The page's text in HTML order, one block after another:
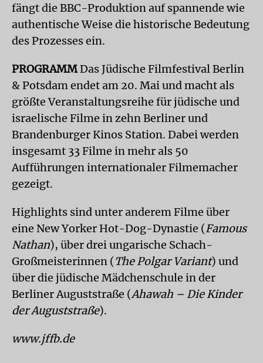
fängt die BBC-Produktion auf spannende wie
authentische Weise die historische Bedeutung
des Prozesses ein.
PROGRAMMDas Jüdische Filmfestival Berlin
& Potsdam endet am 20. Mai und macht als
größte Veranstaltungsreihe für jüdische und
israelische Filme in zehn Berliner und
Brandenburger Kinos Station. Dabei werden
insgesamt 33 Filme in mehr als 50
Aufführungen internationaler Filmemacher
gezeigt.
Highlights sind unter anderem Filme über
eine New Yorker Hot-Dog-Dynastie (Famous
Nathan), über drei ungarische Schach-
Großmeisterinnen (The Polgar Variant) und
über die jüdische Mädchenschule in der
Berliner Auguststraße (Ahawah – Die Kinder
der Auguststraße).
www.jffb.de